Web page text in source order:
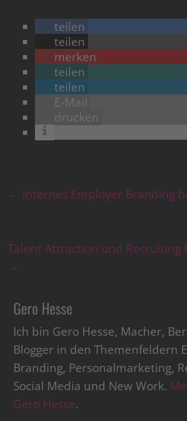
teilen
teilen
merken
teilen
teilen
E-Mail
drucken
← Internes Employer Branding
Talent Attraction und Recruiting
→
Gero Hesse
Ich bin Gero Hesse, Macher,
Blogger in den Themenfeldern
Branding, Personalmarketing,
Social Media und New Work.
Gero Hesse.